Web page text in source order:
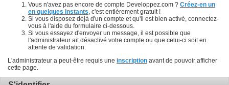
Vous n'avez pas encore de compte Developpez.com ? Créez-en un
en quelques instants , c'est entièrement gratuit !
Si vous disposez déjà d'un compte et qu'il est bien activé, connectez-
vous à l'aide du formulaire ci-dessous.
Si vous essayez d'envoyer un message, il est possible que
l'administrateur ait désactivé votre compte ou que celui-ci soit en
attente de validation.
L'administrateur a peut-être requis une inscription avant de pouvoir afficher
cette page.